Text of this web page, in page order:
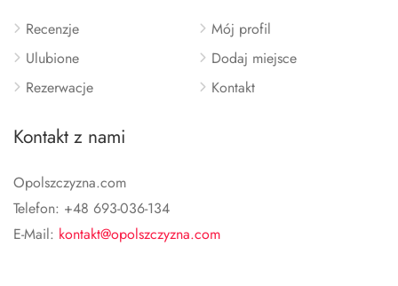
Recenzje
Ulubione
Rezerwacje
Mój profil
Dodaj miejsce
Kontakt
Kontakt z nami
Opolszczyzna.com
Telefon: +48 693-036-134
E-Mail: kontakt@opolszczyzna.com